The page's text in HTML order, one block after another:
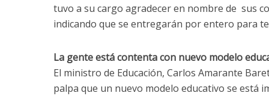
tuvo a su cargo agradecer en nombre de sus
indicando que se entregarán por entero para
La gente está contenta con nuevo modelo
El ministro de Educación, Carlos Amarante
palpa que un nuevo modelo educativo se está